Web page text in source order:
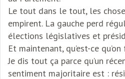
Le tout dans le tout, les
empirent. La gauche perd
élections législatives et
Et maintenant, qu’est-ce
Je dis tout ça parce qu’un
sentiment majoritaire est :